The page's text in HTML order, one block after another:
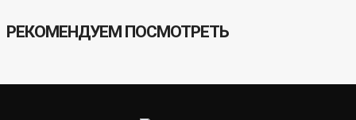
РЕКОМЕНДУЕМ ПОСМОТРЕТЬ